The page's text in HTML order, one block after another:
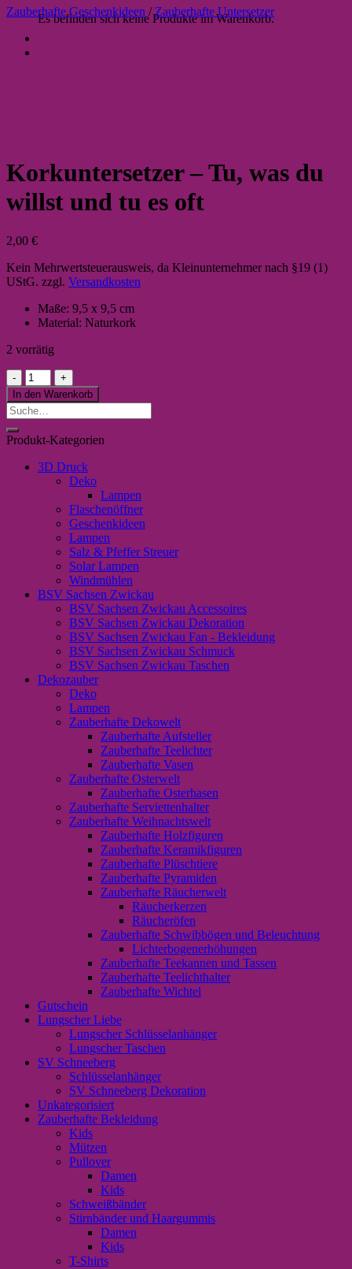
Es befinden sich keine Produkte im Warenkorb.
Zauberhafte Geschenkideen / Zauberhafte Untersetzer
Korkuntersetzer – Tu, was du
willst und tu es oft
2,00 €
Kein Mehrwertsteuerausweis, da Kleinunternehmer nach §19 (1)
UStG. zzgl. Versandkosten
Maße: 9,5 x 9,5 cm
Material: Naturkork
2 vorrätig
Korkuntersetzer
-
Tu,
was
willst
und
Menge
In den Warenkorb
Suche
nach:
Produkt-Kategorien
3D Druck
Deko
Lampen
Flaschenöffner
Geschenkideen
Lampen
Salz & Pfeffer Streuer
Solar Lampen
Windmühlen
BSV Sachsen Zwickau
BSV Sachsen Zwickau Accessoires
BSV Sachsen Zwickau Dekoration
BSV Sachsen Zwickau Fan - Bekleidung
BSV Sachsen Zwickau Schmuck
BSV Sachsen Zwickau Taschen
Dekozauber
Deko
Lampen
Zauberhafte Dekowelt
Zauberhafte Aufsteller
Zauberhafte Teelichter
Zauberhafte Vasen
Zauberhafte Osterwelt
Zauberhafte Osterhasen
Zauberhafte Serviettenhalter
Zauberhafte Weihnachtswelt
Zauberhafte Holzfiguren
Zauberhafte Keramikfiguren
Zauberhafte Plüschtiere
Zauberhafte Pyramiden
Zauberhafte Räucherwelt
Räucherkerzen
Räucheröfen
Zauberhafte Schwibbögen und Beleuchtung
Lichterbogenerhöhungen
Zauberhafte Teekannen und Tassen
Zauberhafte Teelichthalter
Zauberhafte Wichtel
Gutschein
Lungscher Liebe
Lungscher Schlüsselanhänger
Lungscher Taschen
SV Schneeberg
Schlüsselanhänger
SV Schneeberg Dekoration
Unkategorisiert
Zauberhafte Bekleidung
Kids
Mützen
Pullover
Damen
Kids
Schweißbänder
Stirnbänder und Haargummis
Damen
Kids
T-Shirts